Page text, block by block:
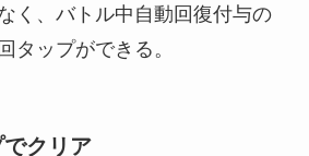
く、バトル中自動回復付与の
タップができる。
クリア